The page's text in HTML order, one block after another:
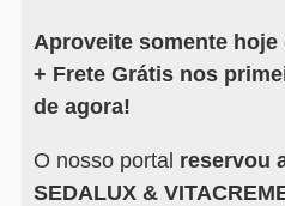
Aproveite somente hoje
+ Frete Grátis nos
de agora!
O nosso portal reservou
SEDALUX &